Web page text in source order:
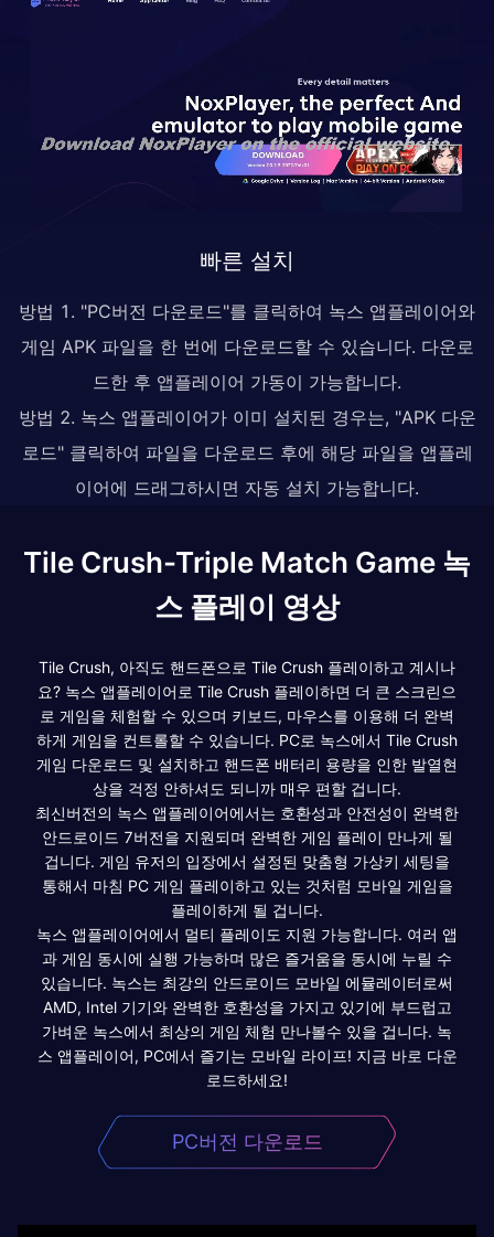
빠른 설치
방법 1. "PC버전 다운로드"를 클릭하여 녹스 앱플레이어와
게임 APK 파일을 한 번에 다운로드할 수 있습니다. 다운로
드한 후 앱플레이어 가동이 가능합니다.
방법 2. 녹스 앱플레이어가 이미 설치된 경우는, "APK 다운
로드" 클릭하여 파일을 다운로드 후에 해당 파일을 앱플레
이어에 드래그하시면 자동 설치 가능합니다.
Tile Crush-Triple Match Game 녹
스 플레이 영상
Tile Crush, 아직도 핸드폰으로 Tile Crush 플레이하고 계시나
요? 녹스 앱플레이어로 Tile Crush 플레이하면 더 큰 스크린으
로 게임을 체험할 수 있으며 키보드, 마우스를 이용해 더 완벽
하게 게임을 컨트롤할 수 있습니다. PC로 녹스에서 Tile Crush
게임 다운로드 및 설치하고 핸드폰 배터리 용량을 인한 발열현
상을 걱정 안하셔도 되니까 매우 편할 겁니다.
최신버전의 녹스 앱플레이어에서는 호환성과 안전성이 완벽한
안드로이드 7버전을 지원되며 완벽한 게임 플레이 만나게 될
겁니다. 게임 유저의 입장에서 설정된 맞춤형 가상키 세팅을
통해서 마침 PC 게임 플레이하고 있는 것처럼 모바일 게임을
플레이하게 될 겁니다.
녹스 앱플레이어에서 멀티 플레이도 지원 가능합니다. 여러 앱
과 게임 동시에 실행 가능하며 많은 즐거움을 동시에 누릴 수
있습니다. 녹스는 최강의 안드로이드 모바일 에뮬레이터로써
AMD, Intel 기기와 완벽한 호환성을 가지고 있기에 부드럽고
가벼운 녹스에서 최상의 게임 체험 만나볼수 있을 겁니다. 녹
스 앱플레이어, PC에서 즐기는 모바일 라이프! 지금 바로 다운
로드하세요!
PC버전 다운로드